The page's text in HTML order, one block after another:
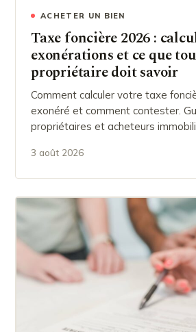
ACHETER UN BIEN
Taxe foncière 2026 :
exonérations et ce que
propriétaire doit savoir
Comment calculer votre taxe
exonéré et comment contester.
propriétaires et acheteurs
3 août 2026